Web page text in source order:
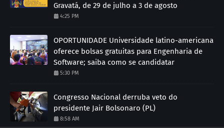
Gravatá, de 29 de julho a 3 de agosto
4:25 PM
OPORTUNIDADE Universidade latino-americana
oferece bolsas gratuitas para Engenharia de
Software; saiba como se candidatar
5:30 PM
Congresso Nacional derruba veto do
presidente Jair Bolsonaro (PL)
8:58 AM